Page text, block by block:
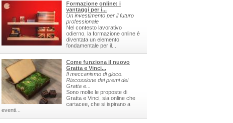
Formazione online: i
vantaggi per i...
Un investimento per il futuro
professionale
Nel contesto lavorativo
odierno, la formazione online è
diventata un elemento
fondamentale per il...
Come funziona il nuovo
Gratta e Vinci...
Il meccanismo di gioco.
Riscossione dei premi dei
Gratta e...
Sono molte le proposte di
Gratta e Vinci, sia online che
cartacee, che si ispirano a
eventi...